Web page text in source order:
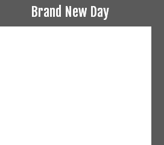
Brand New Day